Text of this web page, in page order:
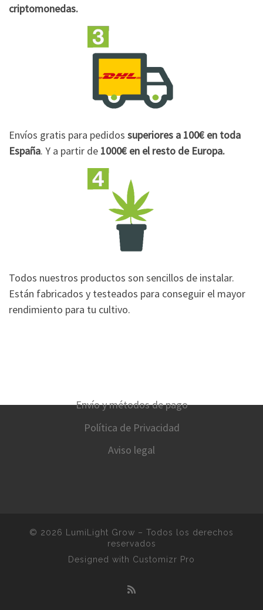
criptomonedas.
Envíos gratis para pedidos superiores a 100€ en toda
España. Y a partir de 1000€ en el resto de Europa.
Todos nuestros productos son sencillos de instalar.
Están fabricados y testeados para conseguir el mayor
rendimiento para tu cultivo.
Envío y métodos de pago
Política de Privacidad
Aviso legal
© 2026 LumiLight Grow – Todos los derechos
reservados
Designed with Customizr Pro